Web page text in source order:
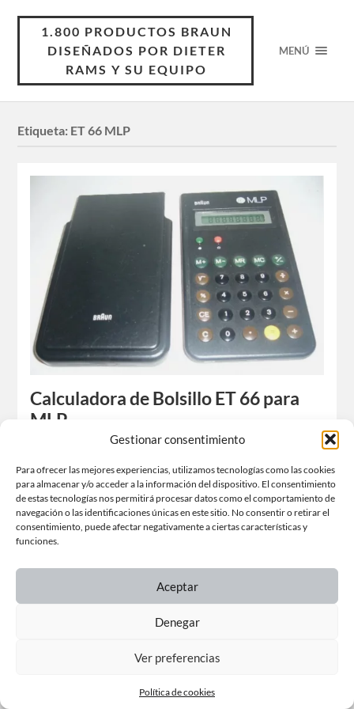
Gestionar consentimiento
Para ofrecer las mejores experiencias, utilizamos tecnologías como las cookies
para almacenar y/o acceder a la información del dispositivo. El consentimiento
de estas tecnologías nos permitirá procesar datos como el comportamiento de
navegación o las identificaciones únicas en este sitio. No consentir o retirar el
consentimiento, puede afectar negativamente a ciertas características y
funciones.
Aceptar
Denegar
Ver preferencias
Política de cookies
1.800 PRODUCTOS BRAUN
DISEÑADOS POR DIETER
RAMS Y SU EQUIPO
MENÚ
Etiqueta: ET 66 MLP
Calculadora de Bolsillo ET 66 para
MLP
Dieter Rams y Dietrich Lubs ( 1987 )